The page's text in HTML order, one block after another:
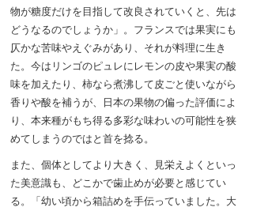
物が糖度だけを目指して改良されていくと、先は
どうなるのでしょうか」。フランスでは果実にも
仄かな苦味やえぐみがあり、それが料理に生き
た。今はリンゴのピュレにレモンの皮や果実の酸
味を加えたり、柿なら煮沸して皮ごと使いながら
香りや酸を補うが、日本の果物の偏った評価によ
り、本来種がもち得る多彩な味わいの可能性を狭
めてしまうのではと首を捻る。
また、個体としてより大きく、見栄えよくといっ
た美意識も、どこかで歯止めが必要と感じてい
る。「幼い頃から箱詰めを手伝っていました。大